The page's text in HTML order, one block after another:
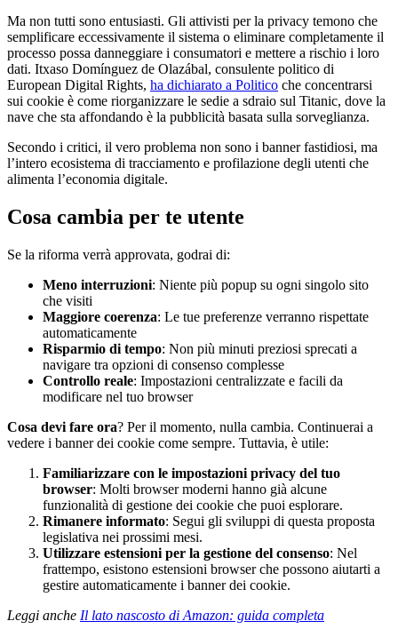
Ma non tutti sono entusiasti. Gli attivisti per la privacy temono che
semplificare eccessivamente il sistema o eliminare completamente il
processo possa danneggiare i consumatori e mettere a rischio i loro
dati. Itxaso Domínguez de Olazábal, consulente politico di
European Digital Rights, ha dichiarato a Politico che concentrarsi
sui cookie è come riorganizzare le sedie a sdraio sul Titanic, dove la
nave che sta affondando è la pubblicità basata sulla sorveglianza.
Secondo i critici, il vero problema non sono i banner fastidiosi, ma
l’intero ecosistema di tracciamento e profilazione degli utenti che
alimenta l’economia digitale.
Cosa cambia per te utente
Se la riforma verrà approvata, godrai di:
Meno interruzioni: Niente più popup su ogni singolo sito
che visiti
Maggiore coerenza: Le tue preferenze verranno rispettate
automaticamente
Risparmio di tempo: Non più minuti preziosi sprecati a
navigare tra opzioni di consenso complesse
Controllo reale: Impostazioni centralizzate e facili da
modificare nel tuo browser
Cosa devi fare ora? Per il momento, nulla cambia. Continuerai a
vedere i banner dei cookie come sempre. Tuttavia, è utile:
Familiarizzare con le impostazioni privacy del tuo
browser: Molti browser moderni hanno già alcune
funzionalità di gestione dei cookie che puoi esplorare.
Rimanere informato: Segui gli sviluppi di questa proposta
legislativa nei prossimi mesi.
Utilizzare estensioni per la gestione del consenso: Nel
frattempo, esistono estensioni browser che possono aiutarti a
gestire automaticamente i banner dei cookie.
Leggi anche Il lato nascosto di Amazon: guida completa